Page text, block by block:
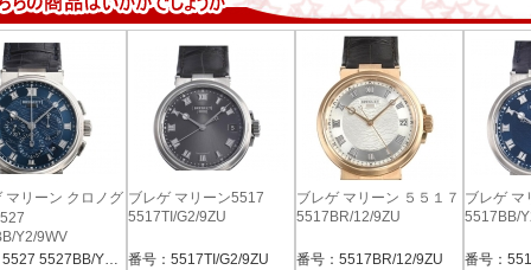
マリーン クロノグ
Y2/9WV
番号：5527 5527BB/Y2/9WV
ブレゲ マリーン5517
5517TI/G2/9ZU
番号：5517TI/G2/9ZU
ブレゲ マリーン ５５１７
5517BR/12/9ZU
番号：5517BR/12/9ZU
ブレゲ マ
5517BB/
番号：